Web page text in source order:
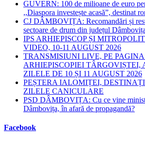
GUVERN: 100 de milioane de euro
,,Diaspora investește acasă”, destinat
CJ DÂMBOVIȚA: Recomandări și
sectoare de drum din județul Dâmbovița
IPS ARHIEPISCOP ȘI
VIDEO, 10-11 AUGUST 2026
TRANSMISIUNI LIVE, PE
ARHIEPISCOPIEI TÂRGOVIȘTEI,
ZILELE DE 10 ȘI 11 AUGUST 2026
PEȘTERA IALOMIȚEI,
ZILELE CANICULARE
PSD DÂMBOVIȚA: Cu ce vine
Dâmbovița, în afară de propagandă?
Facebook